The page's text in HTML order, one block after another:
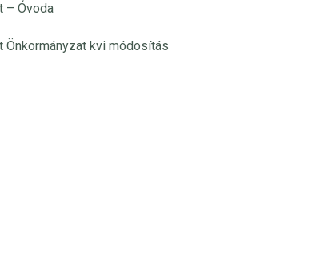
– Óvoda
Önkormányzat kvi módosítás